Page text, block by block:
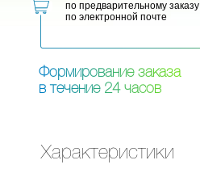
по предварительному заказу
по электронной почте
Формирование заказа
в течение 24 часов
Характеристики